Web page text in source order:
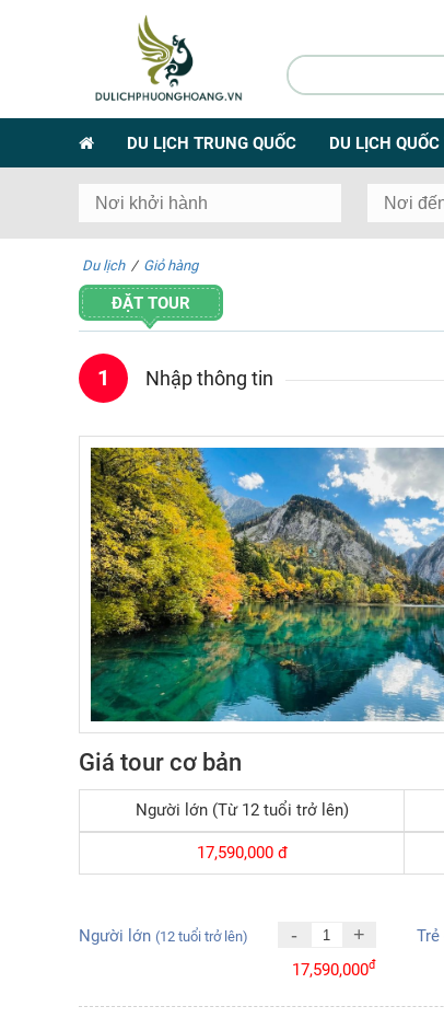
DU LỊCH TRUNG QUỐC DU LỊCH QUỐC
Du lịch / Giỏ hàng
ĐẶT TOUR
1 Nhập thông tin
Giá tour cơ bản
Người lớn (Từ 12 tuổi trở lên)
17,590,000đ
Người lớn (12 tuổi trở lên) - +
17,590,000đ
Trẻ